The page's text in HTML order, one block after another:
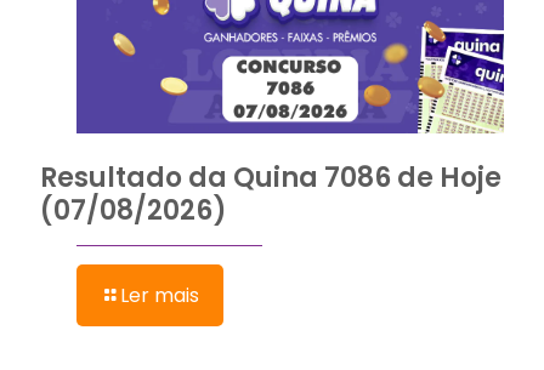
Resultado da Quina 7086 de Hoje
(07/08/2026)
Ler mais